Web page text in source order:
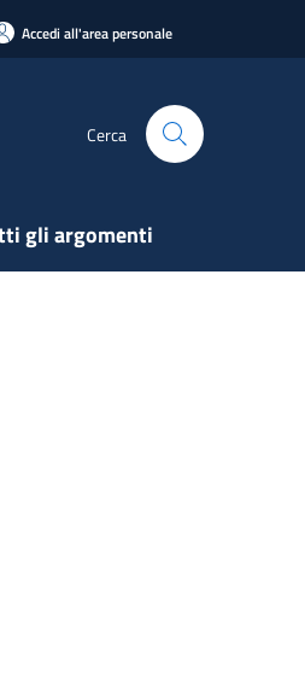
Accedi all'area personale
Cerca
gli argomenti